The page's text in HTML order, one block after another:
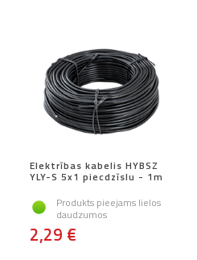
Elektrības kabelis HYBSZ
YLY-S 5x1 piecdzīslu - 1m
Produkts pieejams lielos
daudzumos
2,29 €